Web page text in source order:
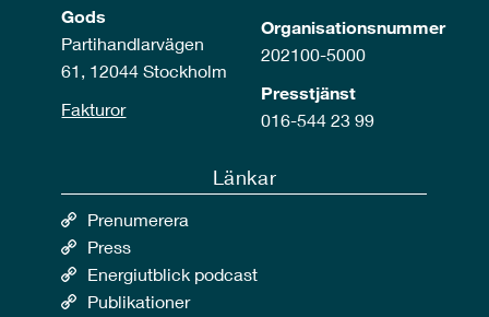
Gods
Partihandlarvägen
61, 12044 Stockholm
Fakturor
Organisationsnummer
202100-5000
Presstjänst
016-544 23 99
Länkar
Prenumerera
Press
Energiutblick podcast
Publikationer